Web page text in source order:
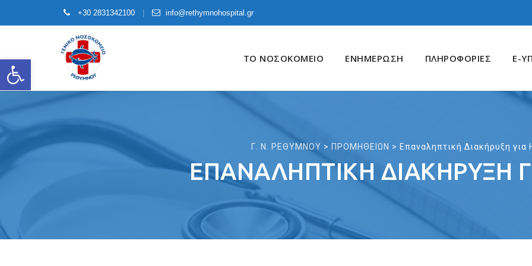
Open toolbar
+30 2831342100 info@rethymnohospital.gr
content
ΤΟ ΝΟΣΟΚΟΜΕΙΟ ΕΝΗΜΕΡΩΣΗ ΠΛΗΡΟΦΟΡΙΕΣ E-
Γ. Ν. ΡΕΘΥΜΝΟΥ > ΠΡΟΜΗΘΕΙΩΝ > Επαναληπτική Διακήρυξη
ΕΠΑΝΑΛΗΠΤΙΚΉ ΔΙΑΚΉΡΥΞΗ